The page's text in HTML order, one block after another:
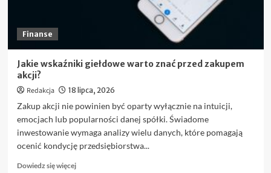
Finanse
Jakie wskaźniki giełdowe warto znać przed zakupem
akcji?
Redakcja 18 lipca, 2026
Zakup akcji nie powinien być oparty wyłącznie na intuicji,
emocjach lub popularności danej spółki. Świadome
inwestowanie wymaga analizy wielu danych, które pomagają
ocenić kondycję przedsiębiorstwa...
Dowiedz się więcejDowiedz